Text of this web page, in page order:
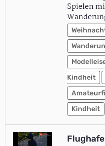
Spielen
Kindheit
Kindheit